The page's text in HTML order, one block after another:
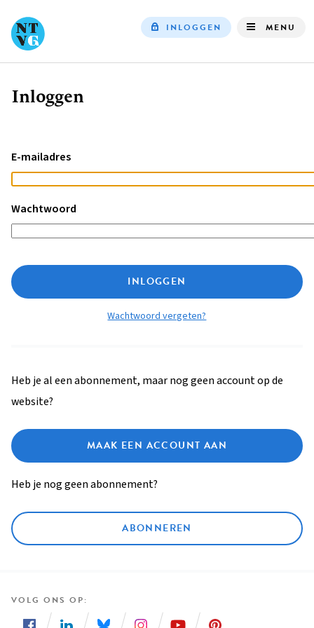
INLOGGEN MENU
Kruimelpad
Inloggen
E-mailadres
Wachtwoord
INLOGGEN
Wachtwoord vergeten?
Heb je al een abonnement, maar nog geen account op de
website?
MAAK EEN ACCOUNT AAN
Heb je nog geen abonnement?
ABONNEREN
VOLG ONS OP